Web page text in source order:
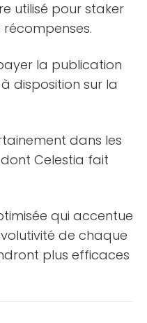
utilisé pour staker
la publication
disposition sur la
dans les
Celestia fait
qui accentue
de chaque
plus efficaces